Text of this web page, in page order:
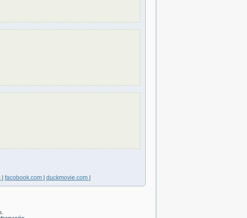
facobook.com duckmovie.com